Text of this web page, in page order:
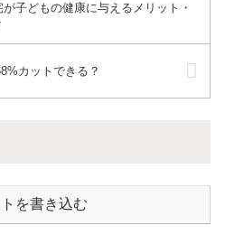
子どもの健康に与えるメリット・
カットできる？
を書き込む